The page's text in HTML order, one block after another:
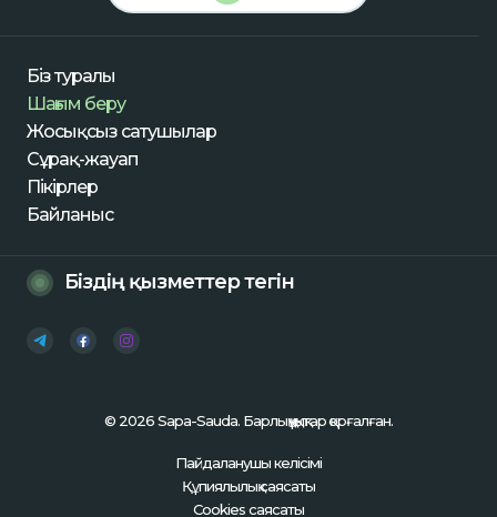
Біз туралы
Шағым беру
Жосықсыз сатушылар
Сұрақ-жауап
Пікірлер
Байланыс
Біздің қызметтер тегін
© 2026 Sapa-Sauda. Барлық құқықтар қорғалған.
Пайдаланушы келісімі
Құпиялылық саясаты
Cookies саясаты